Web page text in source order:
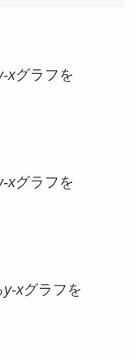
xグラフを
xグラフを
y-xグラフを